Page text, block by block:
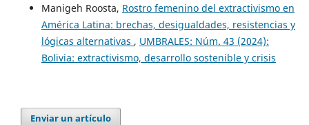
Manigeh Roosta, Rostro femenino del extractivismo en
América Latina: brechas, desigualdades, resistencias y
lógicas alternativas , UMBRALES: Núm. 43 (2024):
Bolivia: extractivismo, desarrollo sostenible y crisis
Enviar un artículo